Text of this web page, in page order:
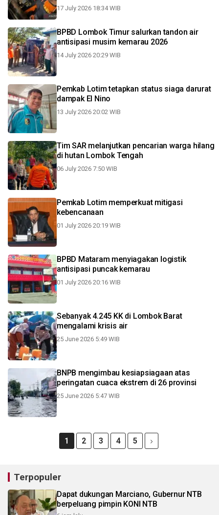
17 July 2026 18:34 WIB
BPBD Lombok Timur salurkan tandon air
antisipasi musim kemarau 2026
14 July 2026 20:29 WIB
Pemkab Lotim tetapkan status siaga darurat
dampak El Nino
13 July 2026 20:02 WIB
Tim SAR melanjutkan pencarian warga hilang
di hutan Lombok Tengah
06 July 2026 7:50 WIB
Pemkab Lotim memperkuat mitigasi
kebencanaan
01 July 2026 20:19 WIB
BPBD Mataram menyiagakan logistik
antisipasi puncak kemarau
01 July 2026 20:16 WIB
Sebanyak 4.245 KK di Lombok Barat
mengalami krisis air
25 June 2026 5:49 WIB
BNPB mengimbau kesiapsiagaan atas
peringatan cuaca ekstrem di 26 provinsi
25 June 2026 5:47 WIB
1 2 3 4 5
Terpopuler
Dapat dukungan Marciano, Gubernur NTB
berpeluang pimpin KONI NTB